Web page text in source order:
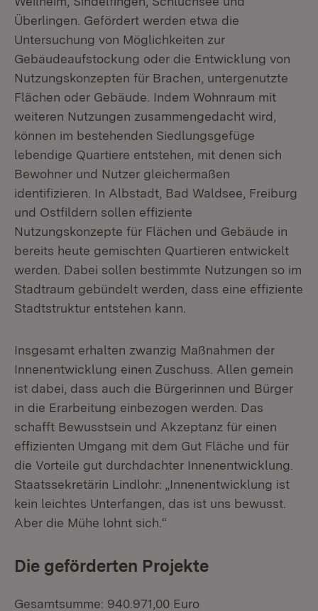
Überlingen. Gefördert werden etwa die
Untersuchung von Möglichkeiten zur
Gebäudeaufstockung oder die Entwicklung von
Nutzungskonzepten für Brachen, untergenutzte
Flächen oder Gebäude. Indem Wohnraum mit
weiteren Nutzungen zusammengedacht wird,
können im bestehenden Siedlungsgefüge
lebendige Quartiere entstehen, mit denen sich
Bewohner und Nutzer gleichermaßen
identifizieren. In Albstadt, Bad Waldsee, Freiburg
und Ostfildern sollen effiziente
Nutzungskonzepte für Flächen und Gebäude in
bereits heute gemischten Quartieren entwickelt
werden. Dabei sollen bestimmte Nutzungen so im
Stadtraum gebündelt werden, dass eine effiziente
Stadtstruktur entstehen kann.
Insgesamt erhalten zwanzig Maßnahmen der
Innenentwicklung einen Zuschuss. Allen gemein
ist dabei, dass auch die Bürgerinnen und Bürger
in die Erarbeitung einbezogen werden. Das
schafft Bewusstsein und Akzeptanz für einen
effizienten Umgang mit dem Gut Fläche und für
die Vorteile gut durchdachter Innenentwicklung.
Staatssekretärin Lindlohr: „Innenentwicklung ist
kein leichtes Unterfangen, das ist uns bewusst.
Aber die Mühe lohnt sich.“
Die geförderten Projekte
Gesamtsumme: 940.971,00 Euro